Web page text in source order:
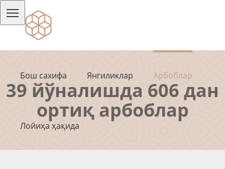
Бош сахифа Янгиликлар Арбоблар
Лойиҳа ҳақида
39 йўналишда 606 дан
ортиқ арбоблар